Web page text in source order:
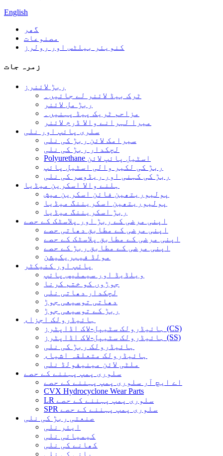
English
گھر
مصنوعات
کنویئر بیلٹس اور رولرز
زمرہ جات
ربڑ لائنرز
ٹرک بیڈ لائنر لے جائیں۔
ربڑ مل لائنر
مزاحم ٹریک پیڈ پہنیں۔
میرا لہرانے والا ڈرم لائنر
سلری پائپ اور نلی
سیرامک ​​لائن ربڑ کی نلی
لچکدار ربڑ کی نلی
Polyurethane اسٹیل پائپ لائن
ربڑ کی لکیر والی اسٹیل پائپ
ربڑ کی کہنی اور ریڈوسر کی نلی
ہلنے والا اسکرین میڈیا
پولیوریتھین فائن اسکرین میش
پولیوریتھین اسکریننگ میڈیا
ربڑ اسکریننگ میڈیا
اپنی مرضی کے ربڑ اور پلاسٹک کے حصے
اپنی مرضی کے مطابق دھاتی حصے
اپنی مرضی کے مطابق پلاسٹک کے حصے
اپنی مرضی کے مطابق ربڑ کے حصے
مولڈ فیبریکیشن
پائپ اور کنیکٹر
ویلڈیڈ اور سیملیس پائپ
جوڑوں کو ختم کرنا
لچکدار دھاتی نلی
دھاتی توسیعی جوڑ
ربڑ کے توسیعی جوڑ
ہائیڈرولک اجزاء
ہائیڈرولک سٹیپل-لاک اڈاپٹرز (CS)
ہائیڈرولک سٹیپل-لاک اڈاپٹرز (SS)
ہائیڈرولک ربڑ کی نلی
ہائیڈرولک متعلقہ اشیاء
ملٹی لائن مینیفولڈ نلی
سلوری پمپ پہننے کے حصے
اے ایچ آر سلوری پمپ پہننے کے حصے
CVX Hydrocyclone Wear Parts
LR سلوری پمپ پہننے کے حصے
SPR سلوری پمپ پہننے کے حصے
صنعتی ربڑ کی نلی
ایئر نلی
کیمیائی نلی
کھانے کی نلی
پانی کی نلی